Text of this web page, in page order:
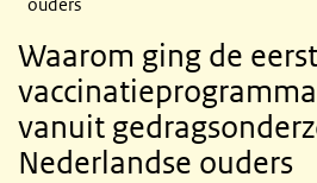
Waarom ging de
vanuit
Nederlandse ouders